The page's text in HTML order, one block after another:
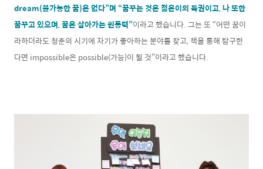
dream(불가능한 꿈)은 없다”며 “꿈꾸는 것은 젊은이의 특권이고, 나 또한
꿈꾸고 있으며, 꿈은 살아가는 원동력”이라고 했습니다. 그는 또 “어떤 꿈이
라하더라도 청춘의 시기에 자기가 좋아하는 분야를 찾고, 책을 통해 탐구한
다면 impossible은 possible(가능)이 될 것”이라고 했습니다.